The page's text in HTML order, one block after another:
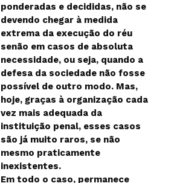
ponderadas e decididas, não se
devendo chegar à medida
extrema da execução do réu
senão em casos de absoluta
necessidade, ou seja, quando a
defesa da sociedade não fosse
possível de outro modo. Mas,
hoje, graças à organização cada
vez mais adequada da
instituição penal, esses casos
são já muito raros, se não
mesmo praticamente
inexistentes.
Em todo o caso, permanece